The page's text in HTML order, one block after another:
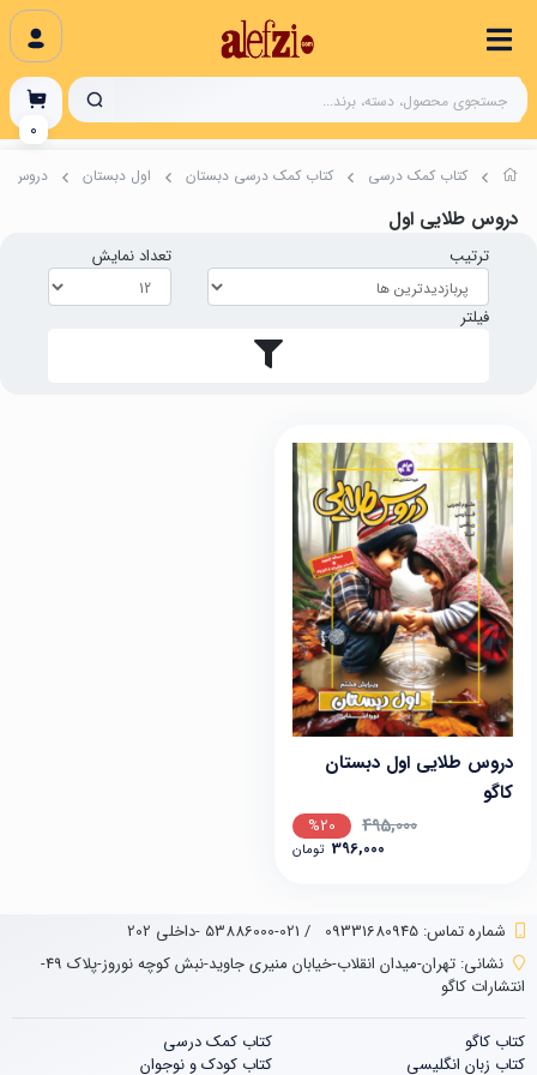
کتاب‌‌ کمک درسی کتاب کمک درسی دبستان اول دبستان دروس
دروس طلایی اول
ترتیب تعداد نمایش
فیلتر
دروس طلایی اول دبستان
کاگو
495,000
%20
396,000 تومان
شماره تماس‌: 09331680945 / 021-53886000 -داخلی 202
نشانی:
تهران-میدان انقلاب-خیابان منیری جاوید-نبش کوچه نوروز-پلاک 49-
انتشارات کاگو
کتاب کاگو
کتاب‌‌ کمک درسی
کتاب زبان انگلیسی
کتاب کودک و نوجوان
0